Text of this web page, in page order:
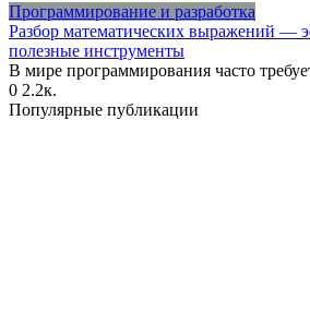
Программирование и разработка
Разбор математических выражений —
полезные инструменты
В мире программирования часто
0 2.2к.
Популярные публикации